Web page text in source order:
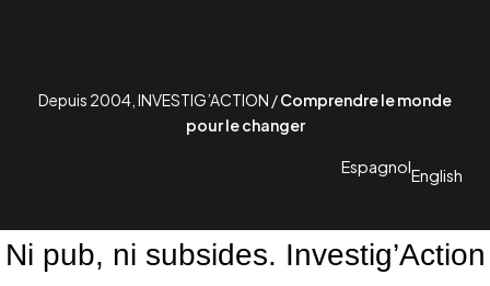
Depuis 2004, INVESTIG’ACTION /Comprendre le monde
pour le changer
EspagnolEnglish
Ni pub, ni subsides. Investig’Action